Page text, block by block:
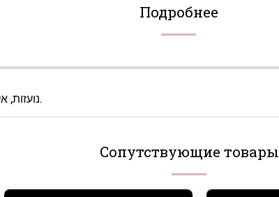
Подробнее
נועזות, אלגנטיות, חושניות, תשוקה, יוקרה, אופנה עוצמתית.
Сопутствующие товары